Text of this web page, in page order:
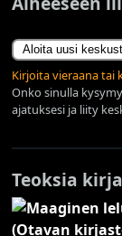
Aloita uusi
Kirjoita vieraana tai
Onko sinulla
ajatuksesi ja liity
Teoksia